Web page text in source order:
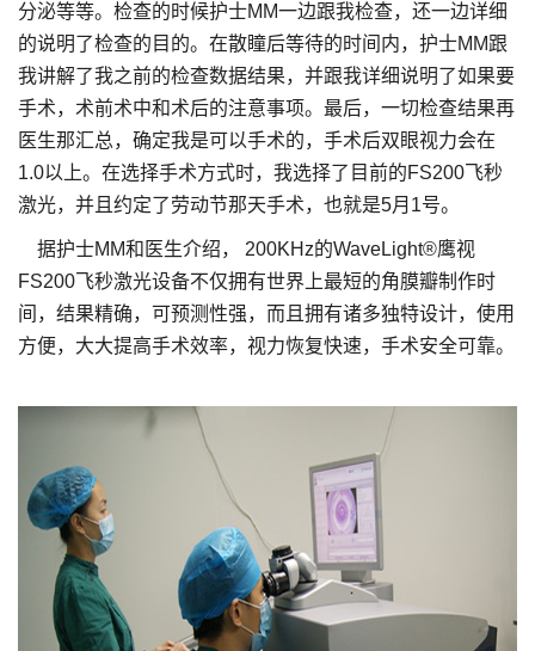
分泌等等。检查的时候护士MM一边跟我检查，还一边详细
的说明了检查的目的。在散瞳后等待的时间内，护士MM跟
我讲解了我之前的检查数据结果，并跟我详细说明了如果要
手术，术前术中和术后的注意事项。最后，一切检查结果再
医生那汇总，确定我是可以手术的，手术后双眼视力会在
1.0以上。在选择手术方式时，我选择了目前的FS200飞秒
激光，并且约定了劳动节那天手术，也就是5月1号。
据护士MM和医生介绍， 200KHz的WaveLight®鹰视
FS200飞秒激光设备不仅拥有世界上最短的角膜瓣制作时
间，结果精确，可预测性强，而且拥有诸多独特设计，使用
方便，大大提高手术效率，视力恢复快速，手术安全可靠。